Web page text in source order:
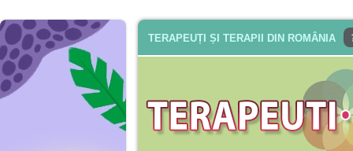
TERAPEUȚI ȘI TERAPII DIN ROMÂNIA